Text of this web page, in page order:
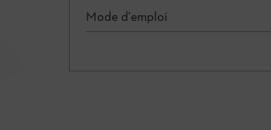
Mode d'emploi